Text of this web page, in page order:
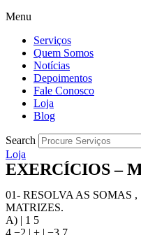
Menu
Serviços
Quem Somos
Notícias
Depoimentos
Fale Conosco
Loja
Blog
Search
Loja
EXERCÍCIOS –
01- RESOLVA AS
MATRIZES.
A) | 1 5
4 −2 | + | −3 7